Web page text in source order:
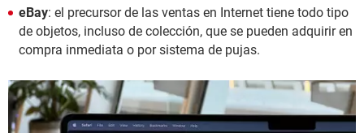
eBay: el precursor de las ventas en Internet tiene todo tipo
de objetos, incluso de colección, que se pueden adquirir en
compra inmediata o por sistema de pujas.